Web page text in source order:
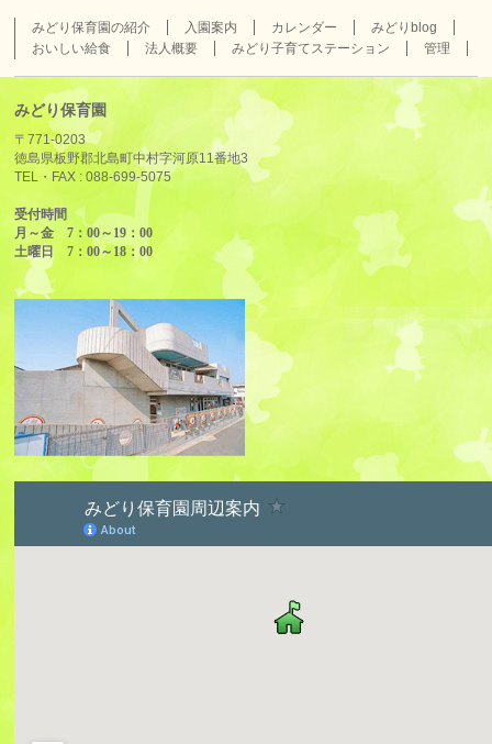
みどり保育園の紹介 入園案内 カレンダー
みどりblog
おいしい給食
法人概要 みどり子育てステーション 管理
みどり保育園
〒771-0203
徳島県板野郡北島町中村字河原11番地3
TEL・FAX :088-699-5075
受付時間
月～金 7：00～19：00
土曜日 7：00～18：00